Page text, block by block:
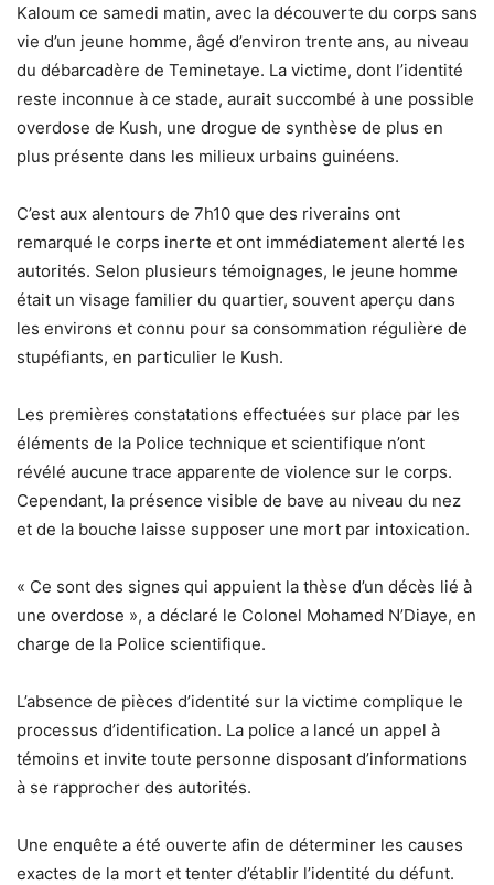
Kaloum ce samedi matin, avec la découverte du corps sans
vie d’un jeune homme, âgé d’environ trente ans, au niveau
du débarcadère de Teminetaye. La victime, dont l’identité
reste inconnue à ce stade, aurait succombé à une possible
overdose de Kush, une drogue de synthèse de plus en
plus présente dans les milieux urbains guinéens.
C’est aux alentours de 7h10 que des riverains ont
remarqué le corps inerte et ont immédiatement alerté les
autorités. Selon plusieurs témoignages, le jeune homme
était un visage familier du quartier, souvent aperçu dans
les environs et connu pour sa consommation régulière de
stupéfiants, en particulier le Kush.
Les premières constatations effectuées sur place par les
éléments de la Police technique et scientifique n’ont
révélé aucune trace apparente de violence sur le corps.
Cependant, la présence visible de bave au niveau du nez
et de la bouche laisse supposer une mort par intoxication.
« Ce sont des signes qui appuient la thèse d’un décès lié à
une overdose », a déclaré le Colonel Mohamed N’Diaye, en
charge de la Police scientifique.
L’absence de pièces d’identité sur la victime complique le
processus d’identification. La police a lancé un appel à
témoins et invite toute personne disposant d’informations
à se rapprocher des autorités.
Une enquête a été ouverte afin de déterminer les causes
exactes de la mort et tenter d’établir l’identité du défunt.